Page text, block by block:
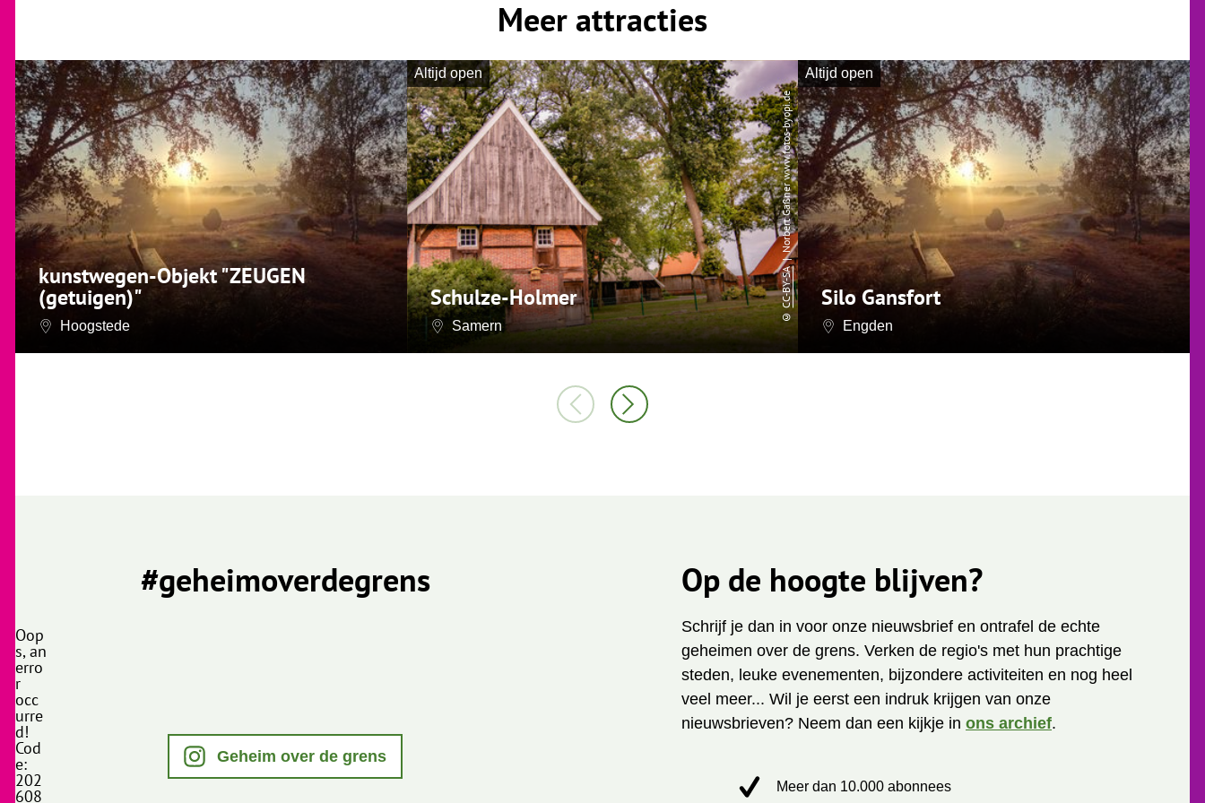
Meer attracties
kunstwegen-Objekt "ZEUGEN
(getuigen)"
Hoogstede
Altijd open
Schulze-Holmer
Samern
©
CC-BY-SA
| Norbert Gaßner www.fotos-byopi.de
Altijd open
Silo Gansfort
Engden
#geheimoverdegrens
Oop
s, an
erro
r
occ
urre
d!
Cod
e:
202
608
Geheim over de grens
Op de hoogte blijven?
Schrijf je dan in voor onze nieuwsbrief en ontrafel de echte
geheimen over de grens. Verken de regio's met hun prachtige
steden, leuke evenementen, bijzondere activiteiten en nog heel
veel meer... Wil je eerst een indruk krijgen van onze
nieuwsbrieven? Neem dan een kijkje in ons archief.
Meer dan 10.000 abonnees